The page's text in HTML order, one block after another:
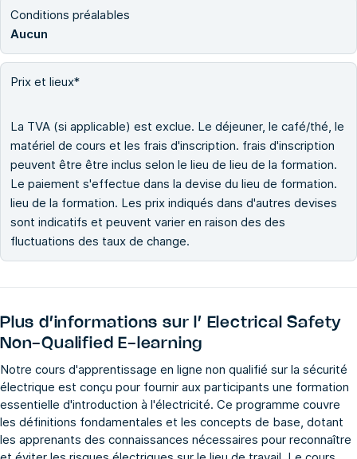
Conditions préalables
Aucun
Prix et lieux*
La TVA (si applicable) est exclue. Le déjeuner, le café/thé, le
matériel de cours et les frais d'inscription. frais d'inscription
peuvent être être inclus selon le lieu de lieu de la formation.
Le paiement s'effectue dans la devise du lieu de formation.
lieu de la formation. Les prix indiqués dans d'autres devises
sont indicatifs et peuvent varier en raison des des
fluctuations des taux de change.
Plus d’informations sur l’ Electrical Safety
Non-Qualified E-learning
Notre cours d'apprentissage en ligne non qualifié sur la sécurité
électrique est conçu pour fournir aux participants une formation
essentielle d'introduction à l'électricité. Ce programme couvre
les définitions fondamentales et les concepts de base, dotant
les apprenants des connaissances nécessaires pour reconnaître